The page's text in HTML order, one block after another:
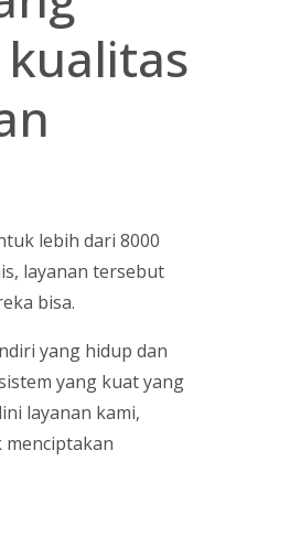
lebih dari 8000
layanan tersebut
bisa.
yang hidup dan
yang kuat yang
layanan kami,